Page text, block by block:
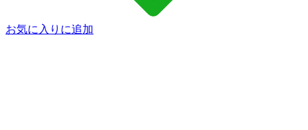
お気に入りに追加